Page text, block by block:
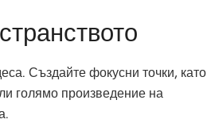
Създайте фокусни точки, като
голямо произведение на